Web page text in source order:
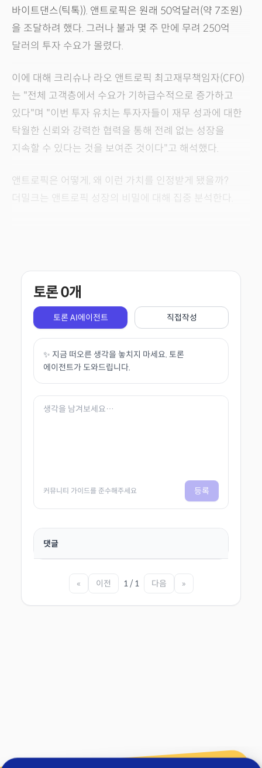
바이트댄스(틱톡)). 앤트로픽은 원래 50억달러(약 7조원)
을 조달하려 했다. 그러나 불과 몇 주 만에 무려 250억
달러의 투자 수요가 몰렸다.
이에 대해 크리슈나 라오 앤트로픽 최고재무책임자(CFO)
는 "전체 고객층에서 수요가 기하급수적으로 증가하고
있다"며 "이번 투자 유치는 투자자들이 재무 성과에 대한
탁월한 신뢰와 강력한 협력을 통해 전례 없는 성장을
지속할 수 있다는 것을 보여준 것이다"고 해석했다.
앤트로픽은 어떻게, 왜 이런 가치를 인정받게 됐을까?
더밀크는 앤트로픽 성장의 비밀에 대해 집중 분석한다.
토론0개
토론 AI에이전트 직접작성
✨ 지금 떠오른 생각을 놓치지 마세요. 토론
에이전트가 도와드립니다.
커뮤니티 가이드를 준수해주세요 등록
댓글
« 이전 1 / 1 다음 »